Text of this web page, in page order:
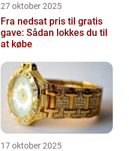
27 oktober 2025
Fra nedsat pris til gratis
gave: Sådan lokkes du til
at købe
17 oktober 2025